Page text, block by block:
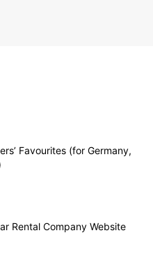
Favourites (for Germany,
Rental Company Website